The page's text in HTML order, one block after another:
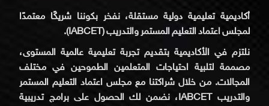
أكاديمية تعليمية دولية مستقلة، نفخر بكوننا شريكًا معتمدًا
لمجلس اعتماد التعليم المستمر والتدريب (IABCET).
نلتزم في الأكاديمية بتقديم تجربة تعليمية عالمية المستوى،
مصممة لتلبية احتياجات المتعلمين الطموحين في مختلف
المجالات. من خلال شراكتنا مع مجلس اعتماد التعليم المستمر
والتدريب IABCET، نضمن لك الحصول على برامج تدريبية